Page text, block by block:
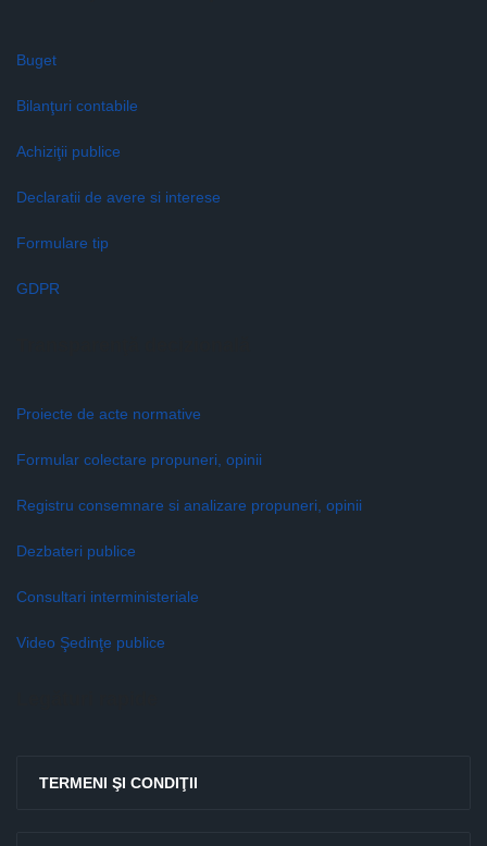
Buget
Bilanţuri contabile
Achiziţii publice
Declaratii de avere si interese
Formulare tip
GDPR
Proiecte de acte normative
Formular colectare propuneri, opinii
Registru consemnare si analizare propuneri, opinii
Dezbateri publice
Consultari interministeriale
Video Şedinţe publice
TERMENI ŞI CONDIŢII